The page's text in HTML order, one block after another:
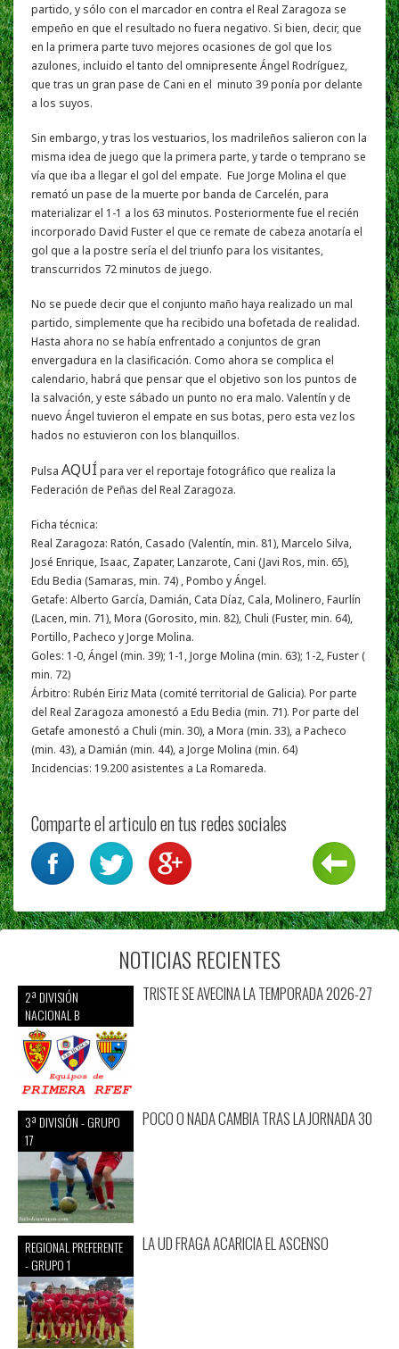
partido, y sólo con el marcador en contra el Real Zaragoza se
empeño en que el resultado no fuera negativo. Si bien, decir, que
en la primera parte tuvo mejores ocasiones de gol que los
azulones, incluido el tanto del omnipresente Ángel Rodríguez,
que tras un gran pase de Cani en el minuto 39 ponía por delante
a los suyos.
Sin embargo, y tras los vestuarios, los madrileños salieron con la
misma idea de juego que la primera parte, y tarde o temprano se
vía que iba a llegar el gol del empate. Fue Jorge Molina el que
remató un pase de la muerte por banda de Carcelén, para
materializar el 1-1 a los 63 minutos. Posteriormente fue el recién
incorporado David Fuster el que ce remate de cabeza anotaría el
gol que a la postre sería el del triunfo para los visitantes,
transcurridos 72 minutos de juego.
No se puede decir que el conjunto maño haya realizado un mal
partido, simplemente que ha recibido una bofetada de realidad.
Hasta ahora no se había enfrentado a conjuntos de gran
envergadura en la clasificación. Como ahora se complica el
calendario, habrá que pensar que el objetivo son los puntos de
la salvación, y este sábado un punto no era malo. Valentín y de
nuevo Ángel tuvieron el empate en sus botas, pero esta vez los
hados no estuvieron con los blanquillos.
Pulsa AQUÍ para ver el reportaje fotográfico que realiza la
Federación de Peñas del Real Zaragoza.
Ficha técnica:
Real Zaragoza: Ratón, Casado (Valentín, min. 81), Marcelo Silva,
José Enrique, Isaac, Zapater, Lanzarote, Cani (Javi Ros, min. 65),
Edu Bedia (Samaras, min. 74) , Pombo y Ángel.
Getafe: Alberto García, Damián, Cata Díaz, Cala, Molinero, Faurlín
(Lacen, min. 71), Mora (Gorosito, min. 82), Chuli (Fuster, min. 64),
Portillo, Pacheco y Jorge Molina.
Goles: 1-0, Ángel (min. 39); 1-1, Jorge Molina (min. 63); 1-2, Fuster (
min. 72)
Árbitro: Rubén Eiriz Mata (comité territorial de Galicia). Por parte
del Real Zaragoza amonestó a Edu Bedia (min. 71). Por parte del
Getafe amonestó a Chuli (min. 30), a Mora (min. 33), a Pacheco
(min. 43), a Damián (min. 44), a Jorge Molina (min. 64)
Incidencias: 19.200 asistentes a La Romareda.
Comparte el articulo en tus redes sociales
NOTICIAS RECIENTES
2ª DIVISIÓN
NACIONAL B
TRISTE SE AVECINA LA TEMPORADA 2026-27
3ª DIVISIÓN - GRUPO
17
POCO O NADA CAMBIA TRAS LA JORNADA 30
REGIONAL PREFERENTE
- GRUPO 1
LA UD FRAGA ACARICIA EL ASCENSO